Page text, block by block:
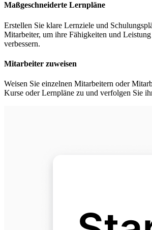
Maßgeschneiderte Lernpläne
Erstellen Sie klare Lernziele und
Mitarbeiter, um ihre Fähigkeiten und Leistung
verbessern.
Mitarbeiter zuweisen
Weisen Sie einzelnen Mitarbeitern oder
Kurse oder Lernpläne zu und verfolgen Sie